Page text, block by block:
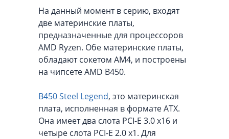
На данный момент в серию, входят
две материнские платы,
предназначенные для процессоров
AMD Ryzen. Обе материнские платы,
обладают сокетом AM4, и построены
на чипсете AMD B450.
B450 Steel Legend, это материнская
плата, исполненная в формате ATX.
Она имеет два слота PCI-E 3.0 x16 и
четыре слота PCI-E 2.0 x1. Для